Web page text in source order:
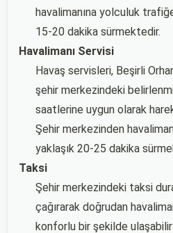
havalimanına yolculuk
15-20 dakika sürmektedir.
Havalimanı Servisi
Havaş servisleri, Beşirli
şehir merkezindeki
saatlerine uygun olarak
Şehir merkezinden
yaklaşık 20-25 dakika
Taksi
Şehir merkezindeki taksi
çağırarak doğrudan
konforlu bir şekilde